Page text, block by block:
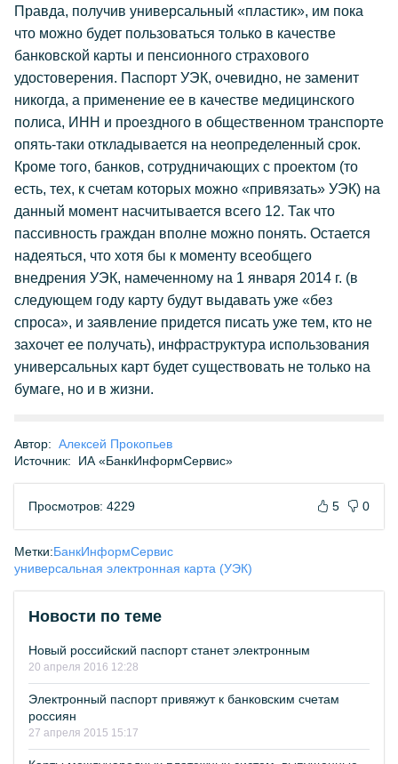
Правда, получив универсальный «пластик», им пока
что можно будет пользоваться только в качестве
банковской карты и пенсионного страхового
удостоверения. Паспорт УЭК, очевидно, не заменит
никогда, а применение ее в качестве медицинского
полиса, ИНН и проездного в общественном транспорте
опять-таки откладывается на неопределенный срок.
Кроме того, банков, сотрудничающих с проектом (то
есть, тех, к счетам которых можно «привязать» УЭК) на
данный момент насчитывается всего 12. Так что
пассивность граждан вполне можно понять. Остается
надеяться, что хотя бы к моменту всеобщего
внедрения УЭК, намеченному на 1 января 2014 г. (в
следующем году карту будут выдавать уже «без
спроса», и заявление придется писать уже тем, кто не
захочет ее получать), инфраструктура использования
универсальных карт будет существовать не только на
бумаге, но и в жизни.
Автор: Алексей Прокопьев
Источник:
ИА «БанкИнформСервис»
Просмотров: 4229 5 0
Метки:БанкИнформСервис
универсальная электронная карта (УЭК)
Новости по теме
Новый российский паспорт станет электронным
20 апреля 2016 12:28
Электронный паспорт привяжут к банковским счетам
россиян
27 апреля 2015 15:17